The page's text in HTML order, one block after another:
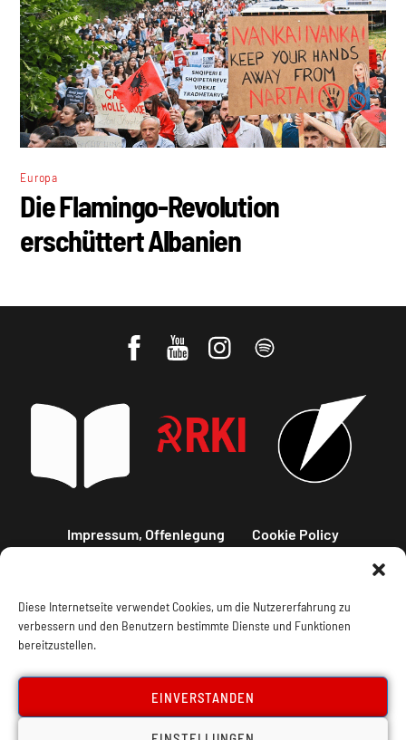
Diese Internetseite verwendet Cookies, um die Nutzererfahrung zu
verbessern und den Benutzern bestimmte Dienste und Funktionen
bereitzustellen.
EINVERSTANDEN
Europa
Die Flamingo-Revolution
erschüttert Albanien
Impressum, Offenlegung Cookie Policy